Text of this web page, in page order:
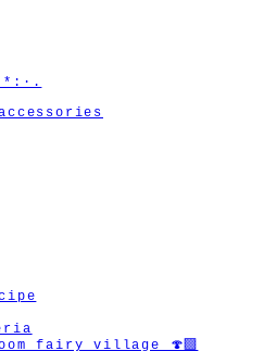
fairy village 🍄‍🟫